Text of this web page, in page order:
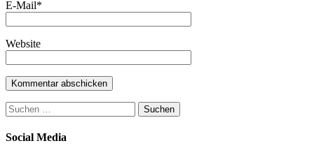
E-Mail*
Website
Suchen
nach:
Social Media